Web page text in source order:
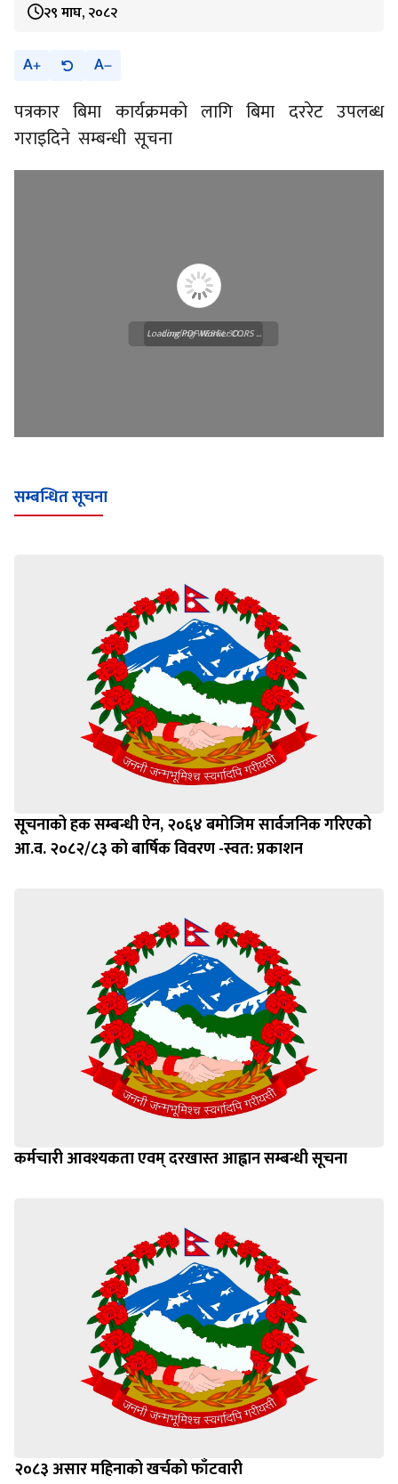
२९ माघ, २०८२
A A
पत्रकार बिमा कार्यक्रमको लागि बिमा दररेट उपलब्ध
गराइदिने सम्बन्धी सूचना
Loading WEBGL 3D ...
Loading PDF Worker CORS ...
सम्बन्धित सूचना
सूचनाको हक सम्बन्धी ऐन, २०६४ बमोजिम सार्वजनिक गरिएको
आ.व. २०८२/८३ को बार्षिक विवरण -स्वत: प्रकाशन
कर्मचारी आवश्यकता एवम् दरखास्त आह्वान सम्बन्धी सूचना
२०८३ असार महिनाको खर्चको फाँटवारी